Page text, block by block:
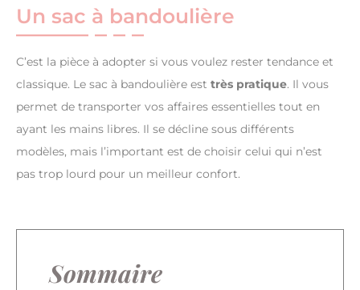
Un sac à bandoulière
C’est la pièce à adopter si vous voulez rester tendance et
classique. Le sac à bandoulière est très pratique. Il vous
permet de transporter vos affaires essentielles tout en
ayant les mains libres. Il se décline sous différents
modèles, mais l’important est de choisir celui qui n’est
pas trop lourd pour un meilleur confort.
Sommaire